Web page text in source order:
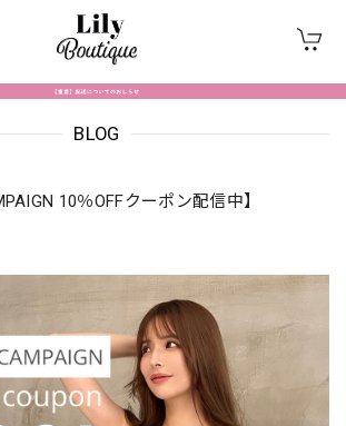
BLOG
10％OFFクーポン配信中】